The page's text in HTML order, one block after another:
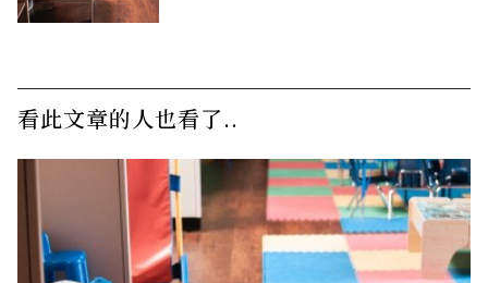
看此文章的人也看了..